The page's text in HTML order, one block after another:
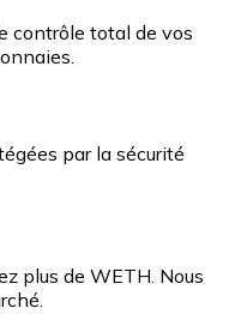
contrôle total de vos
par la sécurité
plus de WETH. Nous